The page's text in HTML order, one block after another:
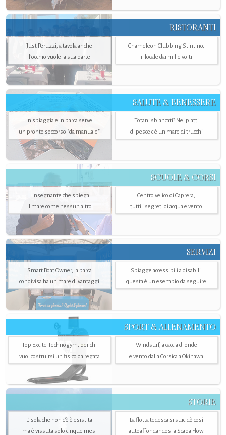
RISTORANTI
Just Peruzzi, a tavola anche
l’occhio vuole la sua parte
Chameleon Clubbing Stintino,
il locale dai mille volti
SALUTE & BENESSERE
In spiaggia e in barca serve
un pronto soccorso "da manuale"
Totani sbiancati? Nei piatti
di pesce c'è un mare di trucchi
SCUOLE & CORSI
L'insegnante che spiega
il mare come nessun altro
Centro velico di Caprera,
tutti i segreti di acqua e vento
SERVIZI
Smart Boat Owner, la barca
condivisa ha un mare di vantaggi
Spiagge accessibili a disabili:
questa è un esempio da seguire
SPORT & ALLENAMENTO
Top Excite Technogym, per chi
vuol costruirsi un fisico da regata
Windsurf, a caccia di onde
e vento dalla Corsica a Okinawa
STORIE
L’isola che non c'è è esistita
ma è vissuta solo cinque mesi
La flotta tedesca si suicidò così
autoaffondandosi a Scapa Flow